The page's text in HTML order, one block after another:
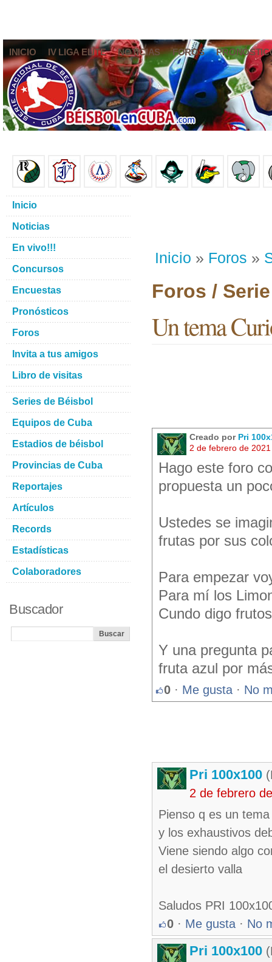
INICIO IV LIGA ELITE NOTICIAS FOROS
Inicio » Foros »
Foros /
Un tema
Creado por Pri
2 de febrero de
Hago este foro
propuesta un
Ustedes se
frutas por sus
Para empezar
Para mí los
Cundo digo
Y una pregunta
fruta azul por
0 · Me gusta · No
Pri 100x100
2 de febrero
Pienso q es un
y los exhaustivos
Viene siendo algo
el desierto valla
Saludos PRI
0 · Me gusta · No
Pri 100x100
Inicio
Noticias
En vivo!!!
Concursos
Encuestas
Pronósticos
Foros
Invita a tus amigos
Libro de visitas
Series de Béisbol
Equipos de Cuba
Estadios de béisbol
Provincias de Cuba
Reportajes
Artículos
Records
Estadísticas
Colaboradores
Buscador